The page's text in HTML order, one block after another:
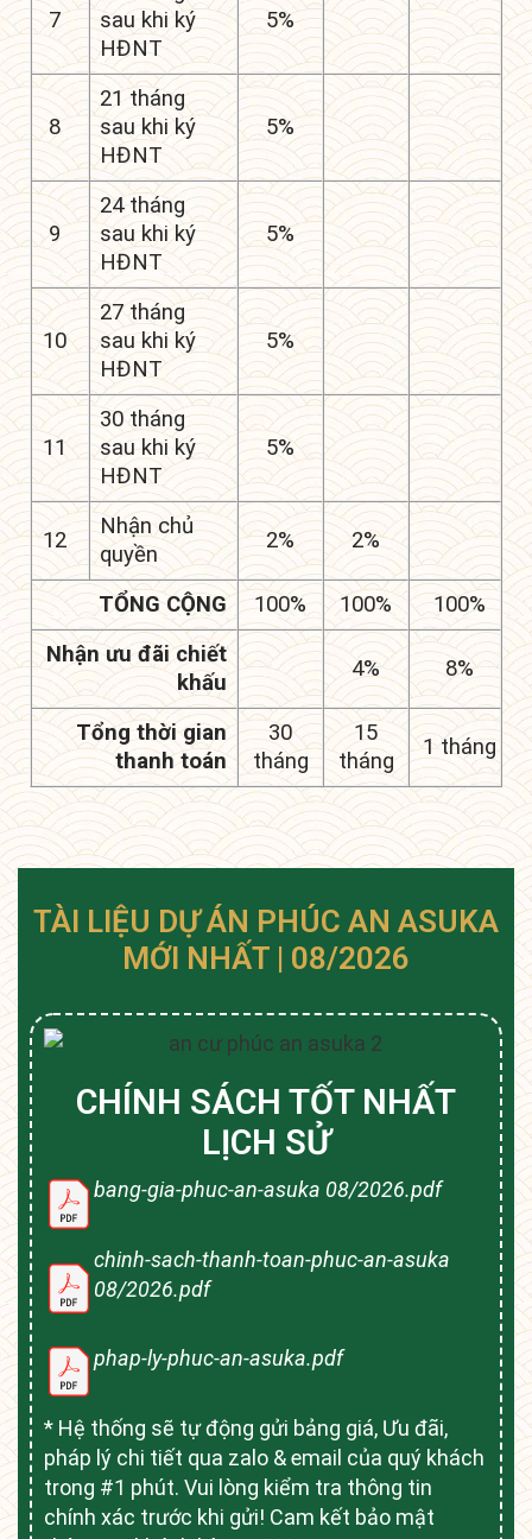
7
sau khi ký
HĐNT
5%
8
21 tháng
sau khi ký
HĐNT
5%
9
24 tháng
sau khi ký
HĐNT
5%
10
27 tháng
sau khi ký
HĐNT
5%
11
30 tháng
sau khi ký
HĐNT
5%
12
Nhận chủ
quyền
2% 2%
TỔNG CỘNG 100% 100%
100%
Nhận ưu đãi chiết
khấu
4% 8%
Tổng thời gian
thanh toán
30
tháng
15
tháng
1 tháng
TÀI LIỆU DỰ ÁN PHÚC AN ASUKA
MỚI NHẤT | 08/2026
CHÍNH SÁCH TỐT NHẤT
LỊCH SỬ
bang-gia-phuc-an-asuka 08/2026.pdf
chinh-sach-thanh-toan-phuc-an-asuka
08/2026.pdf
phap-ly-phuc-an-asuka.pdf
* Hệ thống sẽ tự động gửi bảng giá, Ưu đãi,
pháp lý chi tiết qua zalo & email của quý khách
trong #1 phút. Vui lòng kiểm tra thông tin
chính xác trước khi gửi! Cam kết bảo mật